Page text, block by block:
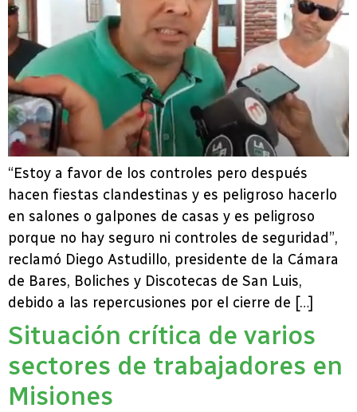
“Estoy a favor de los controles pero después
hacen fiestas clandestinas y es peligroso hacerlo
en salones o galpones de casas y es peligroso
porque no hay seguro ni controles de seguridad”,
reclamó Diego Astudillo, presidente de la Cámara
de Bares, Boliches y Discotecas de San Luis,
debido a las repercusiones por el cierre de […]
Situación crítica de varios
sectores de trabajadores en
Misiones